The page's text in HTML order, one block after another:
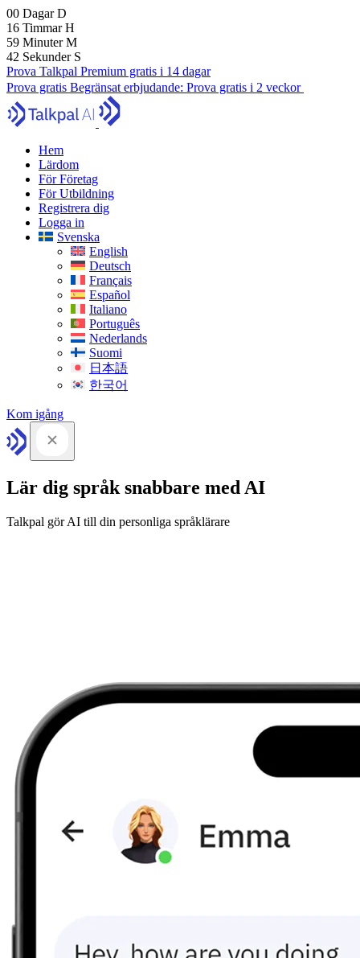
00 DagarD
16 TimmarH
59 MinuterM
41 Sekunder S
Prova Talkpal Premium gratis i 14 dagar
Prova gratis Begränsat erbjudande: Prova gratis i 2 veckor
Hem
Lärdom
För Företag
För Utbildning
Registrera dig
Logga in
Svenska
English
Deutsch
Français
Español
Italiano
Português
Nederlands
Suomi
日本語
한국어
Kom igång
Lär dig språk snabbare med AI
Talkpal gör AI till din personliga språklärare